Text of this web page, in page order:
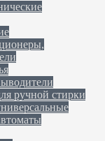
ручной стирки